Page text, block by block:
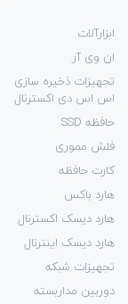
ابزارآلات
ان وی آر
تجهیزات ذخیره سازی
اس اس دی اکسترنال
حافظه SSD
فلش مموری
کارت حافظه
هارد باکس
هارد دیسک اکسترنال
هارد دیسک اینترنال
تجهیزات شبکه
دوربین مداربسته